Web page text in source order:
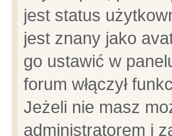
jest status
jest znany jako
go ustawić w
forum włączył
Jeżeli nie masz
administratorem i